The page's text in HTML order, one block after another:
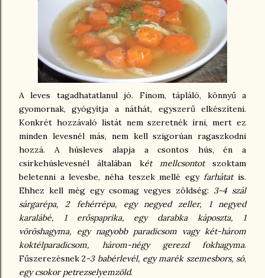
A leves tagadhatatlanul jó. Finom, tápláló, könnyű a
gyomornak, gyógyítja a náthát, egyszerű elkészíteni.
Konkrét hozzávaló listát nem szeretnék írni, mert ez
minden levesnél más, nem kell szigorúan ragaszkodni
hozzá. A húsleves alapja a csontos hús, én a
csirkehúslevesnél általában két mellcsontotszoktam
beletenni a levesbe, néha teszek mellé egyfarhátatis.
Ehhez kell még egy csomag vegyes zöldség: 3-4 szál
sárgarépa, 2 fehérrépa, egy negyed zeller, 1 negyed
karalábé, 1 erőspaprika, egy darabka káposzta, 1
vöröshagyma, egy nagyobb paradicsom vagy két-három
koktélparadicsom, három-négy gerezd fokhagyma.
Fűszerezésnek 2-3 babérlevél, egy marék szemesbors, só,
egy csokor petrezselyemzöld.